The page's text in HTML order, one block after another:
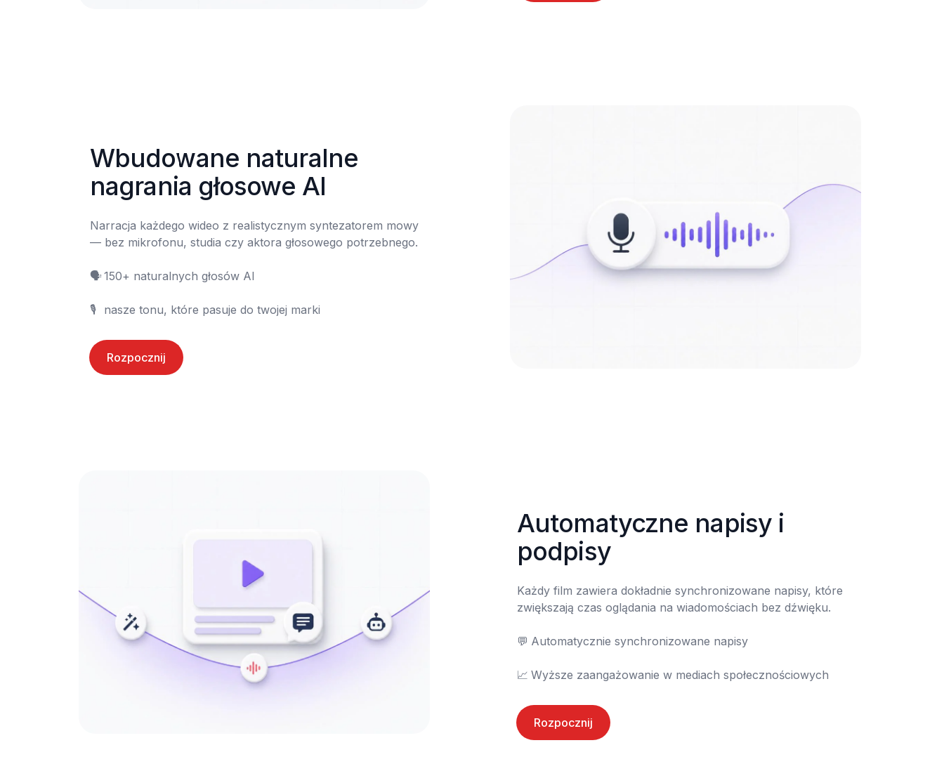
Wbudowane naturalne
nagrania głosowe AI
Narracja każdego wideo z realistycznym syntezatorem mowy
— bez mikrofonu, studia czy aktora głosowego potrzebnego.
🗣️	150+ naturalnych głosów AI
🎙️	nasze tonu, które pasuje do twojej marki
Rozpocznij
Automatyczne napisy i
podpisy
Każdy film zawiera dokładnie synchronizowane napisy, które
zwiększają czas oglądania na wiadomościach bez dźwięku.
💬	Automatycznie synchronizowane napisy
📈	Wyższe zaangażowanie w mediach społecznościowych
Rozpocznij